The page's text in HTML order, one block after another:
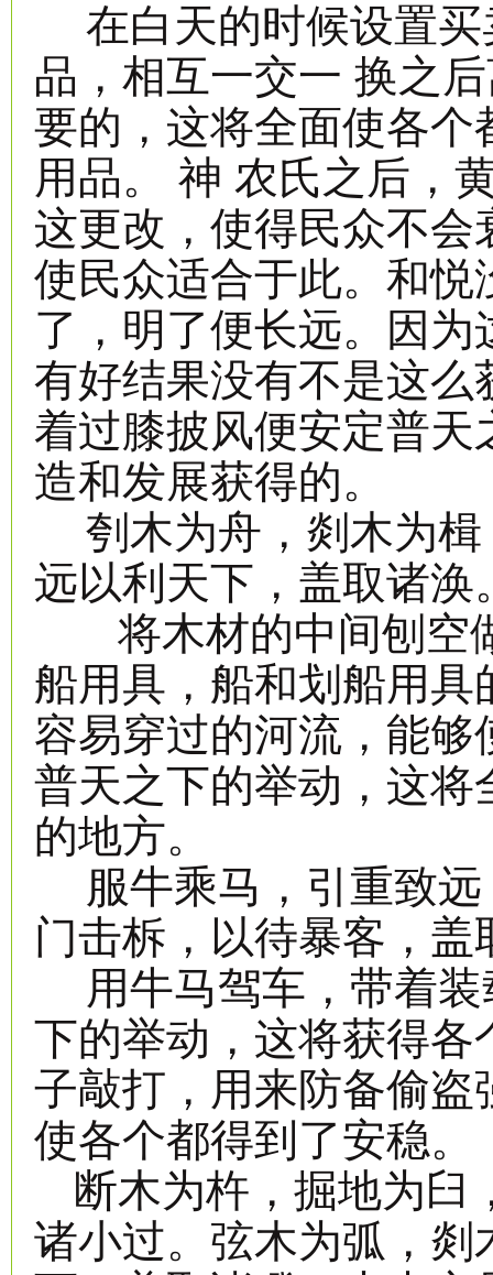
在白天的时候设置
品，相互一交一 换之
要的，这将全面使各
用品。 神 农氏之后，
这更改，使得民众不
使民众适合于此。和
了，明了便长远。因
有好结果没有不是这
着过膝披风便安定普
造和发展获得的。
刳木为舟，剡木为
远以利天下，盖取诸涣
将木材的中间刨空
船用具，船和划船用
容易穿过的河流，能
普天之下的举动，这
的地方。
服牛乘马，引重致
门击柝，以待暴客，盖
用牛马驾车，带着
下的举动，这将获得
子敲打，用来防备偷
使各个都得到了安稳。
断木为杵，掘地为臼
诸小过。弦木为弧，